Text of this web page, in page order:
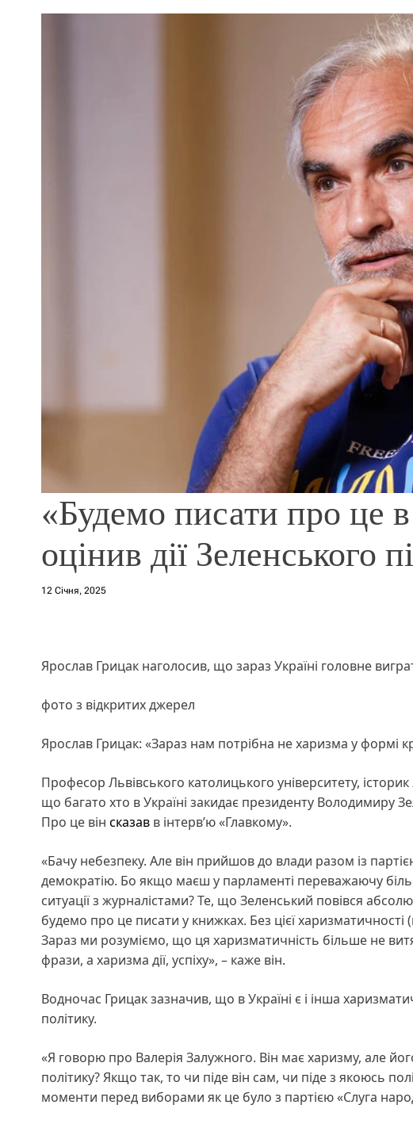
«Будемо писати про це
оцінив дії Зеленського
12 Січня, 2025
Ярослав Грицак наголосив, що зараз Україні головне
фото з відкритих джерел
Ярослав Грицак: «Зараз нам потрібна не харизма у формі
Професор Львівського католицького університету, історик
що багато хто в Україні закидає президенту Володимиру
Про це він сказав в інтерв’ю «Главкому».
«Бачу небезпеку. Але він прийшов до влади разом із
демократію. Бо якщо маєш у парламенті переважаючу
ситуації з журналістами? Те, що Зеленський повівся
будемо про це писати у книжках. Без цієї харизматичності
Зараз ми розуміємо, що ця харизматичність більше не
фрази, а харизма дії, успіху», – каже він.
Водночас Грицак зазначив, що в Україні є і інша
політику.
«Я говорю про Валерія Залужного. Він має харизму, але
політику? Якщо так, то чи піде він сам, чи піде з якоюсь
моменти перед виборами як це було з партією «Слуга